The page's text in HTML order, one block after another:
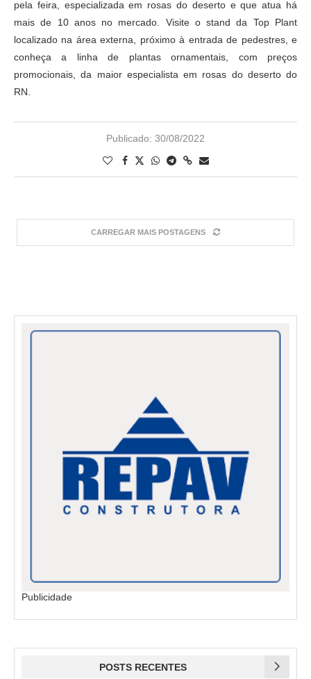
pela feira, especializada em rosas do deserto e que atua há
mais de 10 anos no mercado. Visite o stand da Top Plant
localizado na área externa, próximo à entrada de pedestres, e
conheça a linha de plantas ornamentais, com preços
promocionais, da maior especialista em rosas do deserto do
RN.
Publicado: 30/08/2022
CARREGAR MAIS POSTAGENS
Publicidade
POSTS RECENTES